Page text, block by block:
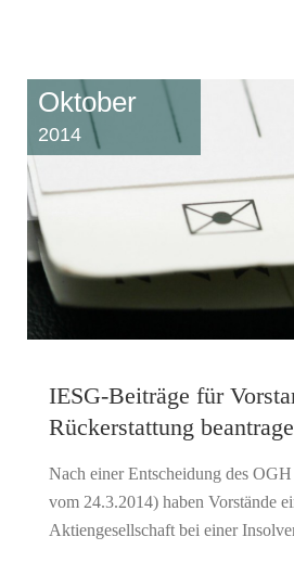
Oktober
2014
IESG-Beiträge für
Rückerstattung
Nach einer Entscheidung des
vom 24.3.2014) haben Vorstände
Aktiengesellschaft bei einer